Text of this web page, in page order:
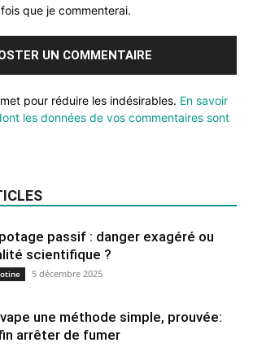
que je commenterai.
pour réduire les indésirables. En savoir
les données de vos commentaires sont
passif : danger exagéré ou
scientifique ?
5 décembre 2025
une méthode simple, prouvée:
arrêter de fumer